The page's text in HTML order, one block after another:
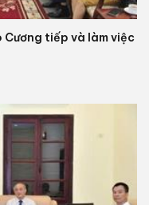
Cương tiếp và làm việc